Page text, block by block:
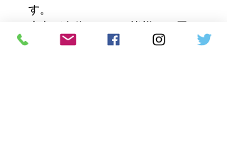
す。
大七が自信をもって皆様にお届け
する至福のお酒です。